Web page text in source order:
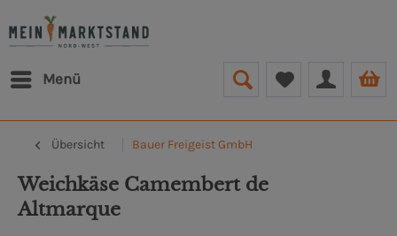
Menü
Übersicht Bauer Freigeist GmbH
Weichkäse Camembert de
Altmarque